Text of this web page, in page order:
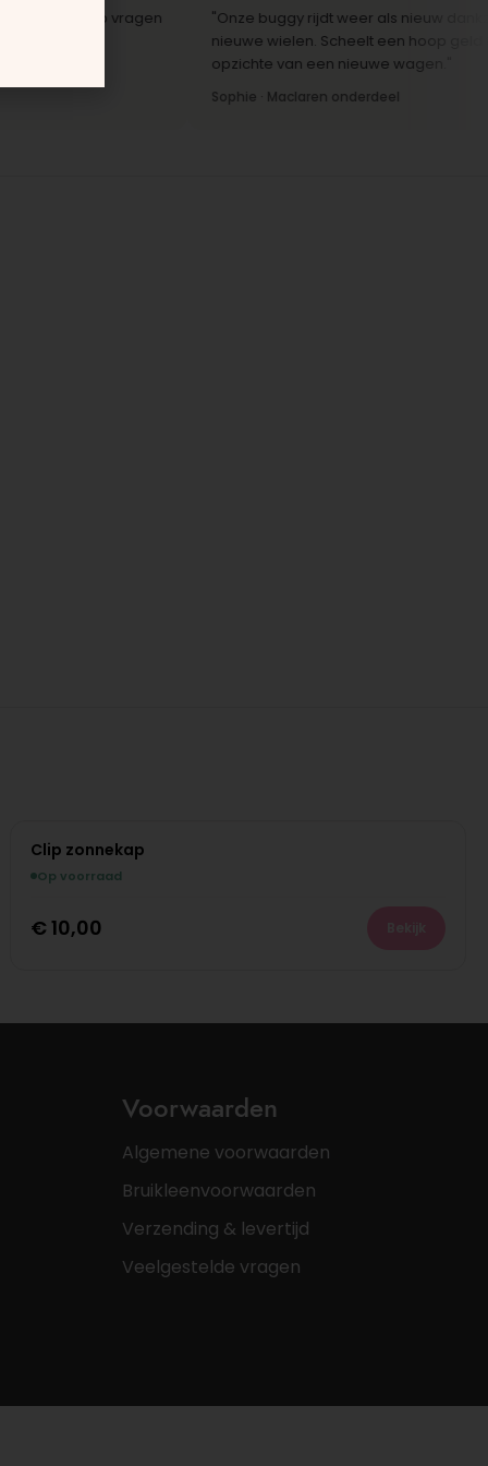
op vragen
"Onze buggy rijdt weer als nieuw dankzij de
nieuwe wielen. Scheelt een hoop geld ten
opzichte van een nieuwe wagen."
Sophie · Maclaren onderdeel
Clip zonnekap
Op voorraad
€ 10,00
Voorwaarden
Algemene voorwaarden
Bruikleenvoorwaarden
Verzending & levertijd
Veelgestelde vragen